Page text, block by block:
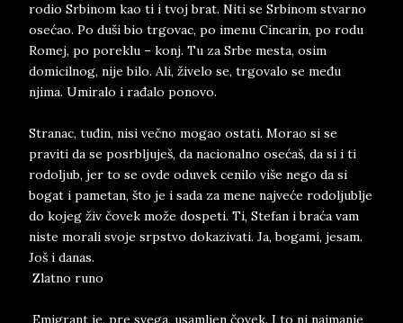
rodio Srbinom kao ti i tvoj brat. Niti se Srbinom stvarno
osećao. Po duši bio trgovac, po imenu Cincarin, po rodu
Romej, po poreklu – konj. Tu za Srbe mesta, osim
domicilnog, nije bilo. Ali, živelo se, trgovalo se među
njima. Umiralo i rađalo ponovo.
Stranac, tuđin, nisi večno mogao ostati. Morao si se
praviti da se posrbljuješ, da nacionalno osećaš, da si i ti
rodoljub, jer to se ovde oduvek cenilo više nego da si
bogat i pametan, što je i sada za mene najveće rodoljublje
do kojeg živ čovek može dospeti. Ti, Stefan i braća vam
niste morali svoje srpstvo dokazivati. Ja, bogami, jesam.
Još i danas.
Zlatno runo
Emigrant je, pre svega, usamljen čovek. I to ni najmanje